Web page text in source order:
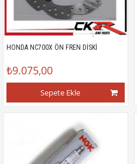
HONDA NC700X ÖN FREN DİSKİ
₺9.075,00
Sepete Ekle